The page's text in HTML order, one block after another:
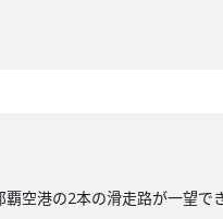
空港の2本の滑走路が一望